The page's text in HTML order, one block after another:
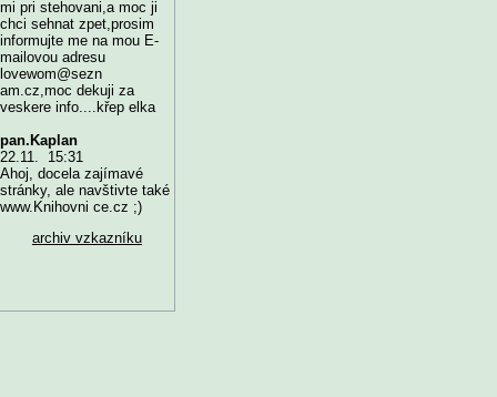
mi pri stehovani,a moc ji
chci sehnat zpet,prosim
informujte me na mou E-
mailovou adresu
lovewom@sezn
am.cz,moc dekuji za
veskere info....křep elka
pan.Kaplan
22.11. 15:31
Ahoj, docela zajímavé
stránky, ale navštivte také
www.Knihovni ce.cz ;)
archiv vzkazníku